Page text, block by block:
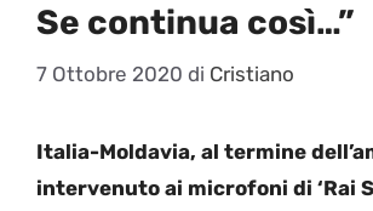
Se continua così…”
7 Ottobre 2020 di Cristiano
Italia-Moldavia, al termine
intervenuto ai microfoni di ‘Rai